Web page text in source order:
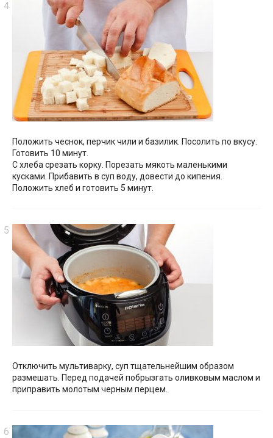
Положить чеснок, перчик чили и базилик. Посолить по вкусу.
Готовить 10 минут.
С хлеба срезать корку. Порезать мякоть маленькими
кусками. Прибавить в суп воду, довести до кипения.
Положить хлеб и готовить 5 минут.
Отключить мультиварку, суп тщательнейшим образом
размешать. Перед подачей побрызгать оливковым маслом и
приправить молотым черным перцем.